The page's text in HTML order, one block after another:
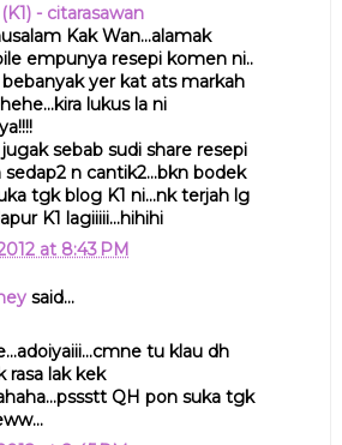
- citarasawan
Kak Wan...alamak
empunya resepi komen ni..
yer kat ats markah
lukus la ni
sebab sudi share resepi
n cantik2...bkn bodek
tgk blog K1 ni...nk terjah lg
K1 lagiiiii...hihihi
at 8:43 PM
said...
tu klau dh
rasa lak kek
QH pon suka tgk